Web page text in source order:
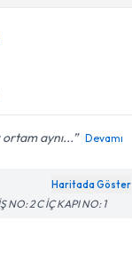
aynı... Devamı
Haritada Göster
NO: 2 C İÇ KAPI NO: 1